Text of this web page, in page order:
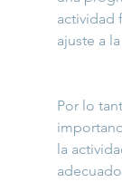
actividad
ajuste a
Por lo
la